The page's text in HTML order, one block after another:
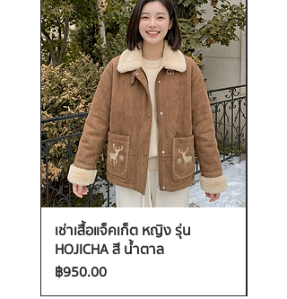
เช่าเสื้อแจ็คเก็ต หญิง รุ่น
HOJICHA สี น้ำตาล
ราคา
฿950.00